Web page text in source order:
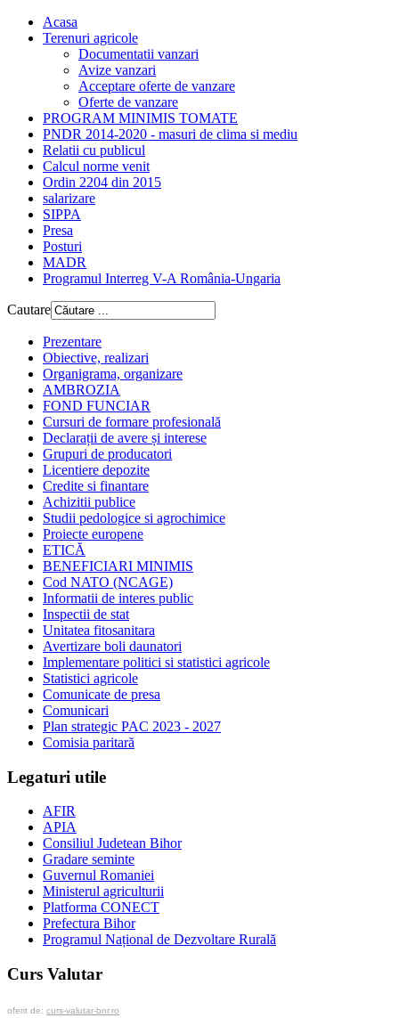
Acasa
Terenuri agricole
Documentatii vanzari
Avize vanzari
Acceptare oferte de vanzare
Oferte de vanzare
PROGRAM MINIMIS TOMATE
PNDR 2014-2020 - masuri de clima si mediu
Relatii cu publicul
Calcul norme venit
Ordin 2204 din 2015
salarizare
SIPPA
Presa
Posturi
MADR
Programul Interreg V-A România-Ungaria
Cautare
Prezentare
Obiective, realizari
Organigrama, organizare
AMBROZIA
FOND FUNCIAR
Cursuri de formare profesională
Declarații de avere și interese
Grupuri de producatori
Licentiere depozite
Credite si finantare
Achizitii publice
Studii pedologice si agrochimice
Proiecte europene
ETICĂ
BENEFICIARI MINIMIS
Cod NATO (NCAGE)
Informatii de interes public
Inspectii de stat
Unitatea fitosanitara
Avertizare boli daunatori
Implementare politici si statistici agricole
Statistici agricole
Comunicate de presa
Comunicari
Plan strategic PAC 2023 - 2027
Comisia paritară
Legaturi utile
AFIR
APIA
Consiliul Judetean Bihor
Gradare seminte
Guvernul Romaniei
Ministerul agriculturii
Platforma CONECT
Prefectura Bihor
Programul Național de Dezvoltare Rurală
Curs Valutar
oferit de: curs-valutar-bnr.ro